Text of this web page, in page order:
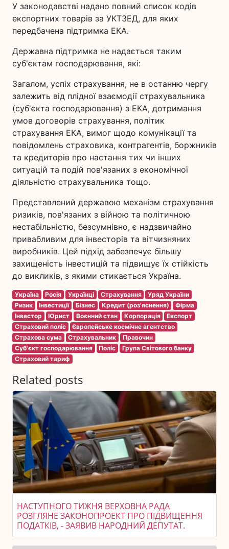
У законодавстві надано повний список кодів
експортних товарів за УКТЗЕД, для яких
передбачена підтримка ЕКА.
Державна підтримка не надається таким
суб'єктам господарювання, які:
Загалом, успіх страхування, не в останню чергу
залежить від плідної взаємодії страхувальника
(суб'єкта господарювання) з ЕКА, дотримання
умов договорів страхування, політик
страхування ЕКА, вимог щодо комунікації та
повідомлень страховика, контрагентів, боржників
та кредиторів про настання тих чи інших
ситуацій та подій пов'язаних з економічної
діяльністю страхувальника тощо.
Представлений державою механізм страхування
ризиків, пов'язаних з війною та політичною
нестабільністю, безсумнівно, є надзвичайно
привабливим для інвесторів та вітчизняних
виробників. Цей підхід забезпечує більшу
захищеність інвестицій та підвищує їх стійкість
до викликів, з якими стикається Україна.
Україна Росія Українці Страхування
Уряд України
Ризик
Інвестиції Бізнес Кредит (роз'яснення)
Фірма
Інвестор
Юрист Воєнний стан Корпорація
Експорт
Страховий поліс
Європейське космічне агентство
Страхова сума
Страхувальник
Правочин
Суб'єкт господарювання
Поліс
Група Світового банку
Страховий тариф
Related posts
НАСТУПНОГО ТИЖНЯ ВЕРХОВНА РАДА
РОЗГЛЯНЕ ЗАКОНОПРОЕКТ ПРО ПІДВИЩЕННЯ
ПОДАТКІВ, - ЗАЯВИВ НАРОДНИЙ ДЕПУТАТ.